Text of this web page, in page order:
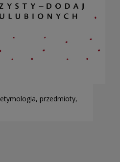
etymologia, przedmioty,